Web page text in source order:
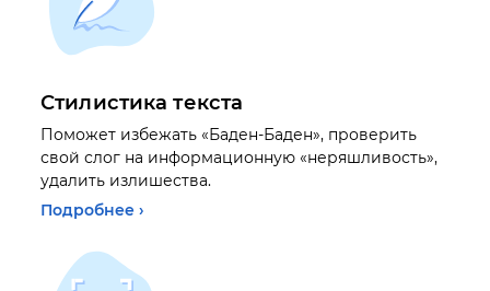
Стилистика текста
Поможет избежать «Баден-Баден», проверить
свой слог на информационную «неряшливость»,
удалить излишества.
Подробнее ›